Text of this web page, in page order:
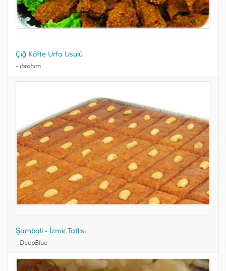
Çiğ Köfte Urfa Usulü
- ibrahim
Şambali - İzmir Tatlısı
- DeepBlue